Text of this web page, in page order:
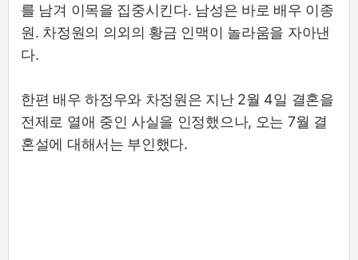
를 남겨 이목을 집중시킨다. 남성은 바로 배우 이종
원. 차정원의 의외의 황금 인맥이 놀라움을 자아낸
다.
한편 배우 하정우와 차정원은 지난 2월 4일 결혼을
전제로 열애 중인 사실을 인정했으나, 오는 7월 결
혼설에 대해서는 부인했다.